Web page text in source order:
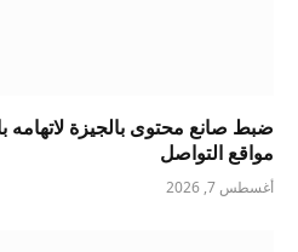
ضبط صانع محتوى بالجيزة لاتهامه
مواقع التواصل
أغسطس 7, 2026